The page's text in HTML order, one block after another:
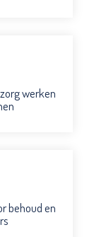
werken
behoud en